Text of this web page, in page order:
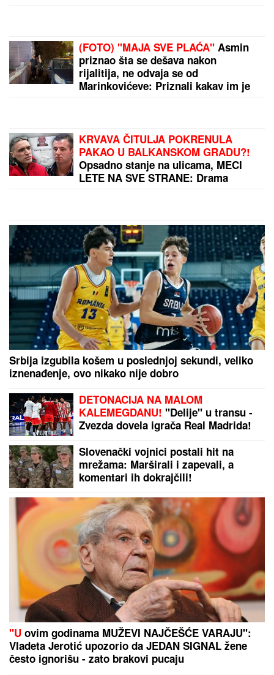
ORBAN POSETIO TRUBAČKU
se sa muzičarima i jeo svadbarski
kupus
"Opala mi je kosa, probali smo razne travke i
lekove": Pevačica iskreno o vantelesnoj oplodnji
GUŽVE NA GRANICI OD RANOG JUTRA:
Na
Batrovcima se čeka tri sata, kolone i na Horgošu